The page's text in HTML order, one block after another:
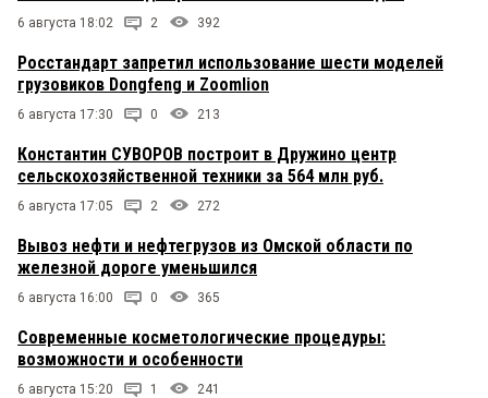
6 августа 18:02 2 392
Росстандарт запретил использование шести моделей
грузовиков Dongfeng и Zoomlion
6 августа 17:30 0 213
Константин СУВОРОВ построит в Дружино центр
сельскохозяйственной техники за 564 млн руб.
6 августа 17:05 2 272
Вывоз нефти и нефтегрузов из Омской области по
железной дороге уменьшился
6 августа 16:00 0 365
Современные косметологические процедуры:
возможности и особенности
6 августа 15:20 1 241